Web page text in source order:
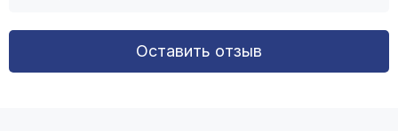
Оставить отзыв